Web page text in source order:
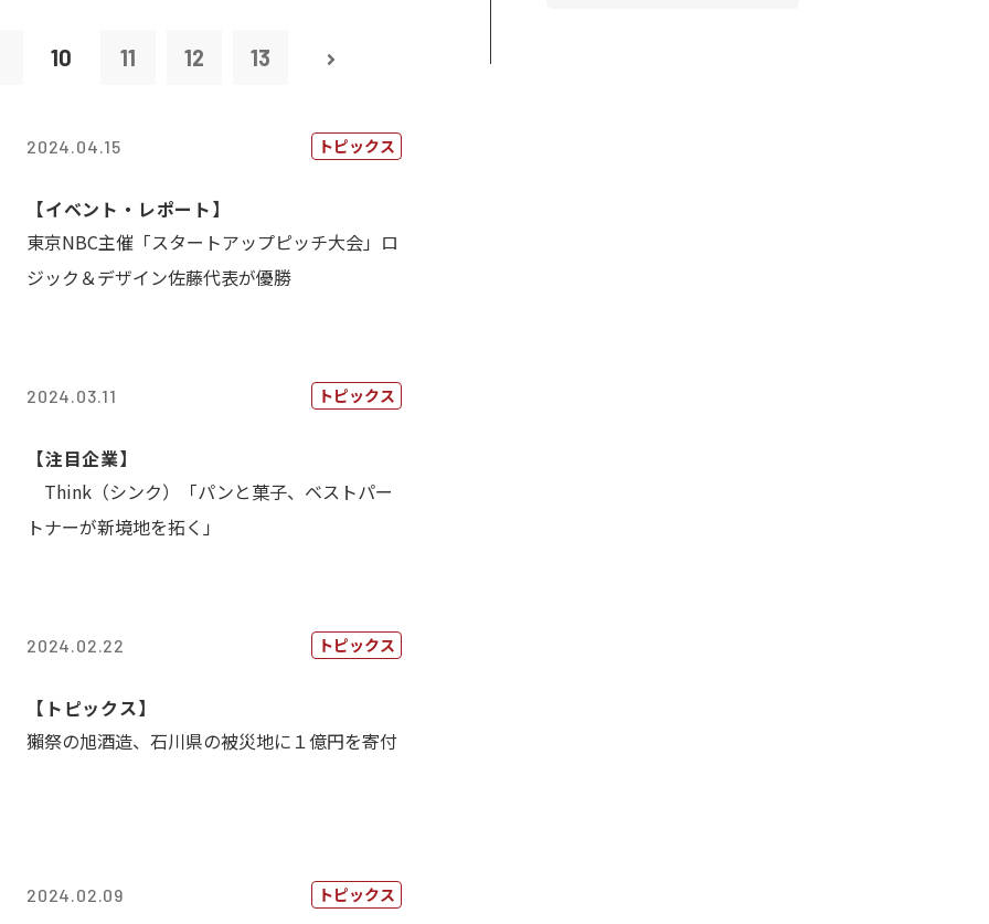
10 11 12 13
2024.04.15 トピックス
【イベント・レポート】
東京NBC主催「スタートアップピッチ大会」ロ
ジック＆デザイン佐藤代表が優勝
2024.03.11 トピックス
【注目企業】
Think（シンク）「パンと菓子、ベストパー
トナーが新境地を拓く」
2024.02.22 トピックス
【トピックス】
獺祭の旭酒造、石川県の被災地に１億円を寄付
2024.02.09 トピックス